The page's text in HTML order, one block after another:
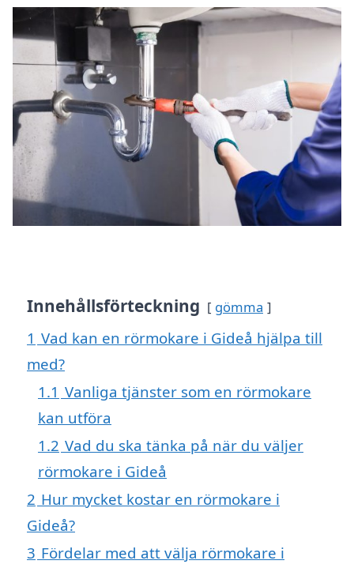
Innehållsförteckning gömma
1 Vad kan en rörmokare i Gideå hjälpa till
med?
1.1 Vanliga tjänster som en rörmokare
kan utföra
1.2 Vad du ska tänka på när du väljer
rörmokare i Gideå
2 Hur mycket kostar en rörmokare i
Gideå?
3 Fördelar med att välja rörmokare i